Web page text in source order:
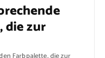
die zur